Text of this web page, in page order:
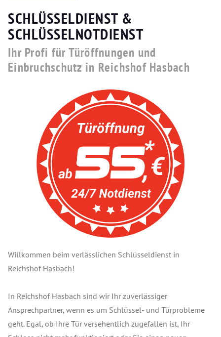
SCHLÜSSELDIENST &
SCHLÜSSELNOTDIENST
Ihr Profi für Türöffnungen und
Einbruchschutz in Reichshof Hasbach
Willkommen beim verlässlichen Schlüsseldienst in
Reichshof Hasbach!
In Reichshof Hasbach sind wir Ihr zuverlässiger
Ansprechpartner, wenn es um Schlüssel- und Türprobleme
geht. Egal, ob Ihre Tür versehentlich zugefallen ist, Ihr